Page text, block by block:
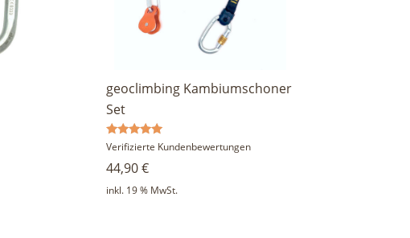
geoclimbing Kambiumschoner
Set
Bewertet
5.00
von 5
Verifizierte Kundenbewertungen
44,90€
inkl. 19 % MwSt.